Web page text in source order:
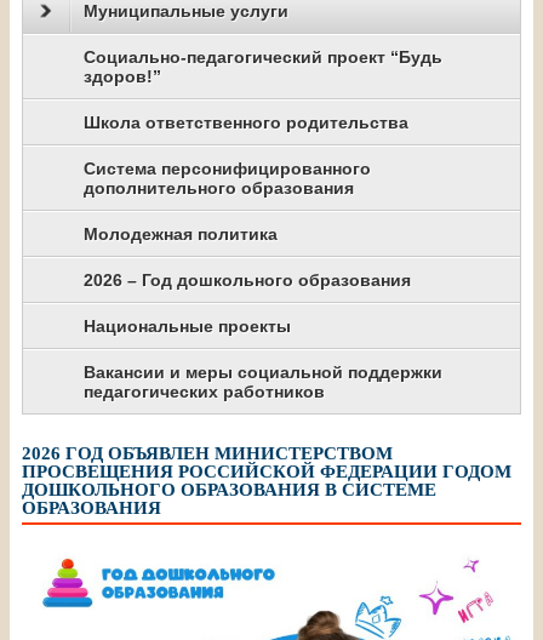
Муниципальные услуги
Социально-педагогический проект “Будь
здоров!”
Школа ответственного родительства
Система персонифицированного
дополнительного образования
Молодежная политика
2026 – Год дошкольного образования
Национальные проекты
Вакансии и меры социальной поддержки
педагогических работников
2026 ГОД ОБЪЯВЛЕН МИНИСТЕРСТВОМ
ПРОСВЕЩЕНИЯ РОССИЙСКОЙ ФЕДЕРАЦИИ ГОДОМ
ДОШКОЛЬНОГО ОБРАЗОВАНИЯ В СИСТЕМЕ
ОБРАЗОВАНИЯ